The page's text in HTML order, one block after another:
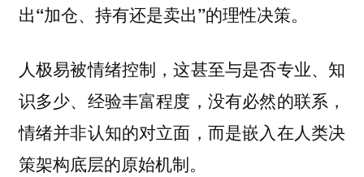
出“加仓、持有还是卖出”的理性决策。
人极易被情绪控制，这甚至与是否专业、知
识多少、经验丰富程度，没有必然的联系，
情绪并非认知的对立面，而是嵌入在人类决
策架构底层的原始机制。